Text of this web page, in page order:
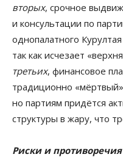
вторых, срочное
и консультации по
однопалатного
так как исчезает
третьих, финансовое
традиционно
но партиям придётся
структуры в жару, что
Риски и противоречия